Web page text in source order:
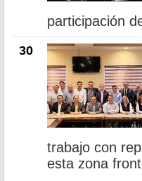
participación
30
trabajo con
esta zona